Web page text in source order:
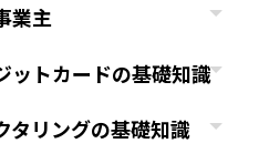
業主
ットカードの基礎知識
タリングの基礎知識